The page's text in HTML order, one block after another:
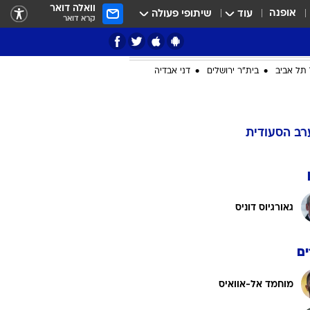
אופנה עוד שיתופי פעולה וואלה דואר
קרא דואר
ציון 3
תל אביב בית"ר ירושלים דני אבדיה
הסעודית
גאורגיוס דוניס
מוחמד אל-אוואיס